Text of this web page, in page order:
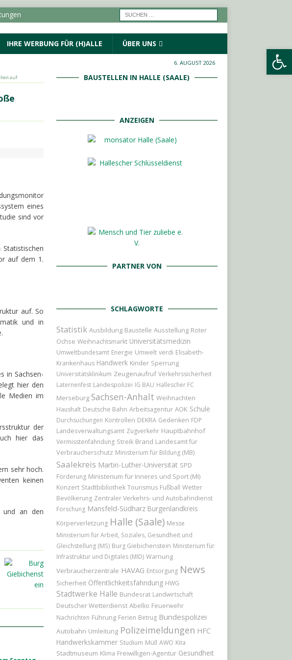
Werkzeugleiste öffnen
IHRE WERBUNG FÜR (H)ALLE ÜBER UNS
6. AUGUST 2026
auf
eines
sind vor
auf dem 1.
auf. So
und in
in Sachsen-
hier den
Medien im
der
hier das
sehr hoch.
keinen
und an den
BAUSTELLEN IN HALLE (SAALE)
ANZEIGEN
PARTNER VON
SCHLAGWORTE
Statistik Ausbildung Baustelle Ausstellung Roter
Ochse Weihnachtsmarkt Universitätsmedizin
Umweltbundesamt Energie Umwelt verdi Elisabeth-
Krankenhaus Handwerk Kinder Sperrung
Universitätsklinikum Zeugenaufruf Verkehrssicherheit
Laternenfest Landespolizei IG BAU Hallescher FC
Merseburg Sachsen-Anhalt Weihnachten
Haushalt Deutsche Bahn Arbeitsagentur AOK Schule
Durchsuchungen Kontrollen DEKRA Gedenken FDP
Landesverwaltungsamt Zugverkehr Hauptbahnhof
Vermisstenfahndung Streik Brand Landesamt für
Verbraucherschutz Ministerium für Bildung (MB)
Saalekreis Martin-Luther-Universität SPD
Förderung Ministerium für Inneres und Sport (MI)
Konzert Stadtbibliothek Tourismus Fußball Wetter
Bevölkerung Zentraler Verkehrs- und Autobahndienst
Forschung Mansfeld-Südharz Burgenlandkreis
Körperverletzung Halle (Saale) Messe
Ministerium für Arbeit, Soziales, Gesundheit und
Gleichstellung (MS) Burg Giebichenstein Ministerium für
Infrastruktur und Digitales (MID) Warnung
Verbraucherzentrale HAVAG Entsorgung News
Sicherheit Öffentlichkeitsfahndung HWG
Stadtwerke Halle Bundesrat Landwirtschaft
Deutscher Wetterdienst Abellio Feuerwehr
Nachrichten Führung Ferien Betrug Bundespolizei
Autobahn Umleitung Polizeimeldungen HFC
Handwerkskammer Studium Müll AWO Kita
Stadtmuseum Klima Freiwilligen-Agentur Gesundheit